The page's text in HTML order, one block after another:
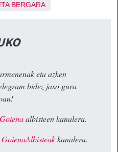
BERGARA
eta azken
bidez jaso gura
Goienaalbisteen kanalera.
GoienaAlbisteakkanalera.